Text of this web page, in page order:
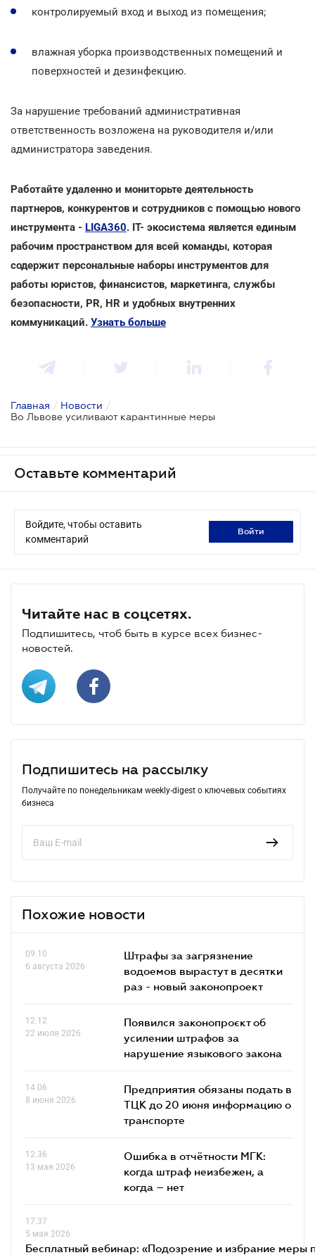
контролируемый вход и выход из помещения;
влажная уборка производственных помещений и
поверхностей и дезинфекцию.
За нарушение требований административная
ответственность возложена на руководителя и/или
администратора заведения.
Работайте удаленно и мониторьте деятельность
партнеров, конкурентов и сотрудников с помощью нового
инструмента - LIGA360. IT- экосистема является единым
рабочим пространством для всей команды, которая
содержит персональные наборы инструментов для
работы юристов, финансистов, маркетинга, службы
безопасности, PR, HR и удобных внутренних
коммуникаций. Узнать больше
Главная / Новости /
Во Львове усиливают карантинные меры
Оставьте комментарий
Войдите, чтобы оставить
комментарий
войти
Читайте нас в соцсетях.
Подпишитесь, чтоб быть в курсе всех бизнес-
новостей.
Подпишитесь на рассылку
Получайте по понедельникам weekly-digest о ключевых событиях
бизнеса
Похожие новости
09.10
6 августа 2026
Штрафы за загрязнение
водоемов вырастут в десятки
раз - новый законопроект
12.12
22 июля 2026
Появился законопроєкт об
усилении штрафов за
нарушение языкового закона
14.06
8 июня 2026
Предприятия обязаны подать в
ТЦК до 20 июня информацию о
транспорте
12.36
13 мая 2026
Ошибка в отчётности МГК:
когда штраф неизбежен, а
когда – нет
17.37
5 мая 2026
Бесплатный вебинар: «Подозрение и избрание меры